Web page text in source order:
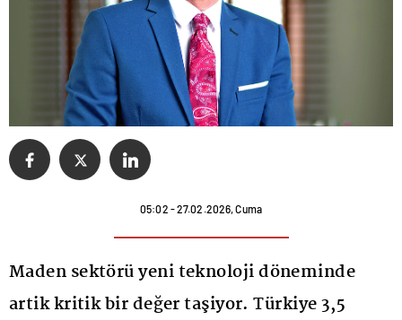
05:02 - 27.02.2026, Cuma
Maden sektörü yeni teknoloji döneminde
artik kritik bir değer taşiyor. Türkiye 3,5